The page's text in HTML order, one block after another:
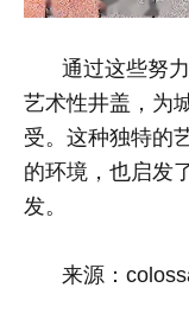
通过这些努
艺术性井盖，为
受。这种独特的
的环境，也启发
发。
来源：